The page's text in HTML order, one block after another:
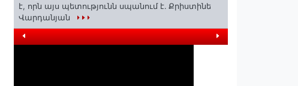
է, որն այս պետությունն սպանում է․ Քրիստինե
Վարդանյան